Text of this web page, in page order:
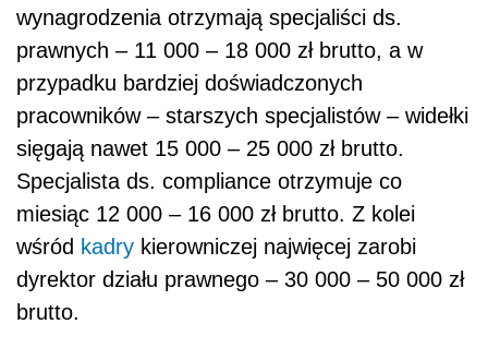
wynagrodzenia otrzymają specjaliści ds.
prawnych – 11 000 – 18 000 zł brutto, a w
przypadku bardziej doświadczonych
pracowników – starszych specjalistów – widełki
sięgają nawet 15 000 – 25 000 zł brutto.
Specjalista ds. compliance otrzymuje co
miesiąc 12 000 – 16 000 zł brutto. Z kolei
wśród kadry kierowniczej najwięcej zarobi
dyrektor działu prawnego – 30 000 – 50 000 zł
brutto.